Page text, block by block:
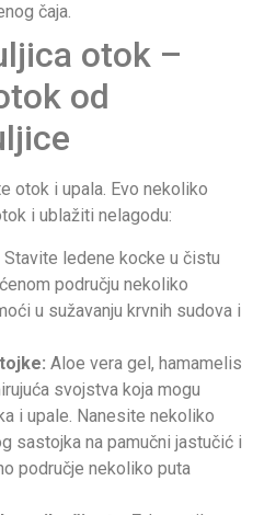
čaja.
otok –
od
otok i upala. Evo nekoliko
i ublažiti nelagodu:
Stavite ledene kocke u čistu
području nekoliko
u sužavanju krvnih sudova i
Aloe vera gel, hamamelis
svojstva koja mogu
i upale. Nanesite nekoliko
sastojka na pamučni jastučić i
područje nekoliko puta